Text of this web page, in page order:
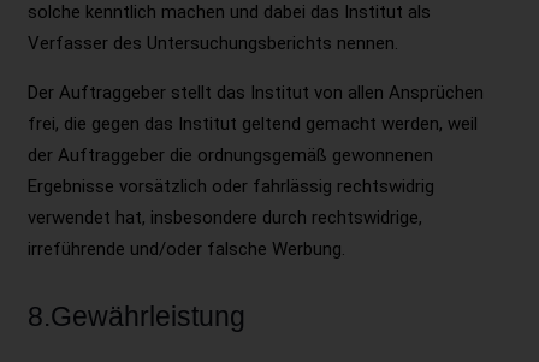
solche kenntlich machen und dabei das Institut als
Verfasser des Untersuchungsberichts nennen.
Der Auftraggeber stellt das Institut von allen Ansprüchen
frei, die gegen das Institut geltend gemacht werden, weil
der Auftraggeber die ordnungsgemäß gewonnenen
Ergebnisse vorsätzlich oder fahrlässig rechtswidrig
verwendet hat, insbesondere durch rechtswidrige,
irreführende und/oder falsche Werbung.
8.Gewährleistung